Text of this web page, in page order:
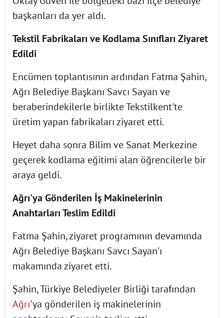
başkanları da yer aldı.
Tekstil Fabrikaları ve Kodlama Sınıfları Ziyaret
Edildi
Encümen toplantısının ardından Fatma Şahin,
Ağrı Belediye Başkanı Savcı Sayan ve
beraberindekilerle birlikte Tekstilkent'te
üretim yapan fabrikaları ziyaret etti.
Heyet daha sonra Bilim ve Sanat Merkezine
geçerek kodlama eğitimi alan öğrencilerle bir
araya geldi.
Ağrı'ya Gönderilen İş Makinelerinin
Anahtarları Teslim Edildi
Fatma Şahin, ziyaret programının devamında
Ağrı Belediye Başkanı Savcı Sayan'ı
makamında ziyaret etti.
Şahin, Türkiye Belediyeler Birliği tarafından
Ağrı'ya gönderilen iş makinelerinin